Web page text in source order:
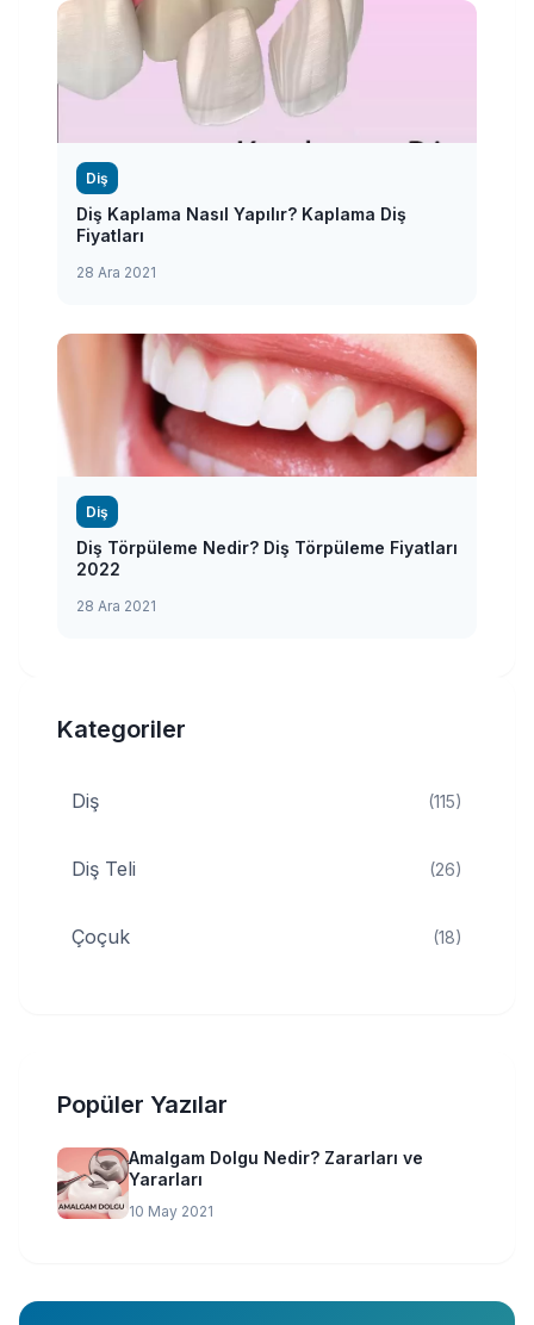
Diş
Diş Kaplama Nasıl Yapılır? Kaplama Diş
Fiyatları
28 Ara 2021
Diş
Diş Törpüleme Nedir? Diş Törpüleme Fiyatları
2022
28 Ara 2021
Kategoriler
Diş (115)
Diş Teli (26)
Çoçuk (18)
Popüler Yazılar
Amalgam Dolgu Nedir? Zararları ve
Yararları
10 May 2021